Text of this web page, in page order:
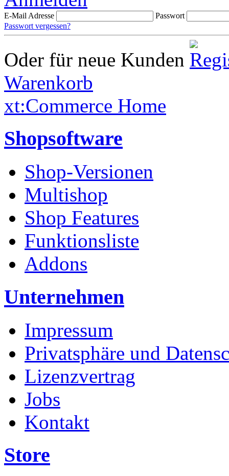
E-Mail Adresse
Passwort
Passwort vergessen?
Oder für neue Kunden
Warenkorb
xt:Commerce Home
Shopsoftware
Shop-Versionen
Multishop
Shop Features
Funktionsliste
Addons
Unternehmen
Impressum
Privatsphäre und
Lizenzvertrag
Jobs
Kontakt
Store